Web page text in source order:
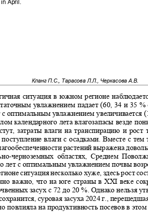
April.
Кланг П.С., Тарасова Л.Л., Черкасова А.В.
ситуация в южном регионе
увлажнением падает (60, 34 и 35
с оптимальным увлажнением увеличивается
календарного лета влагозапасы везде
затраты влаги на транспирацию и
влаги с осадками. Вместе с
растений выражена
-черноземных областях, Среднем
лет с оптимальным увлажнением почвы
ситуация несколько хуже, здесь рост
важно, что на юге страны вXXIвеке
засух с 72 до 20 %. Однако нельзя
суровая засуха 2024 г.,
повлияла на продуктивность посевов в